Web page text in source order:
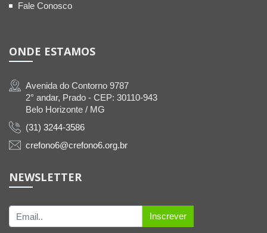
Fale Conosco
ONDE ESTAMOS
Avenida do Contorno 9787
2° andar, Prado - CEP: 30110-943
Belo Horizonte / MG
(31) 3244-3586
crefono6@crefono6.org.br
NEWSLETTER
Inscrever